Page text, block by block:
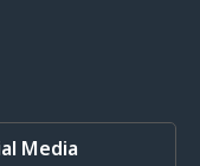
Media